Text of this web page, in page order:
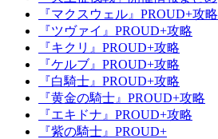
『マクスウェル』PROUD+攻略
『ツヴァイ』PROUD+攻略
『キクリ』PROUD+攻略
『ケルブ』PROUD+攻略
『白騎士』PROUD+攻略
『黄金の騎士』PROUD+攻略
『エキドナ』PROUD+攻略
『紫の騎士』PROUD+